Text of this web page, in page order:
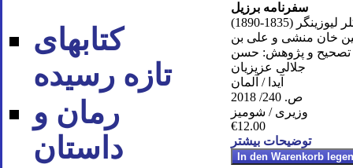
کتابهای
تازه رسیده
رمان و
داستان
سفرنامه برزیل
(1835-1890)
خان منشى و على بن
تصحيح و پژوهش: حسن
جلالى عزيزيان
آیدا / آلمان
ص. 240/ 2018
وزیری / شومیز
€12.00
توضیحات بیشتر